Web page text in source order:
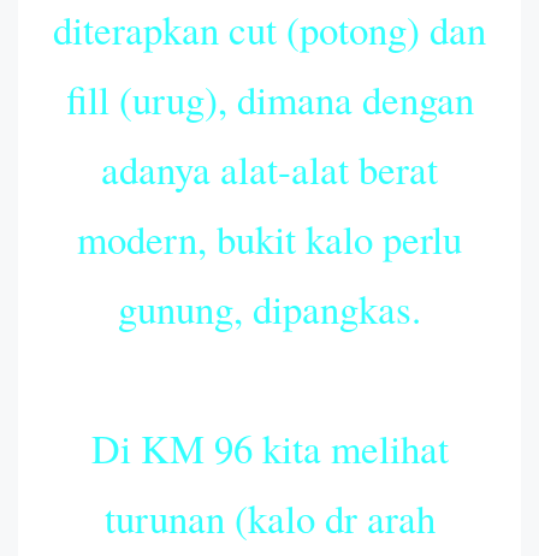
diterapkan cut (potong) dan
fill (urug), dimana dengan
adanya alat-alat berat
modern, bukit kalo perlu
gunung, dipangkas.
Di KM 96 kita melihat
turunan (kalo dr arah